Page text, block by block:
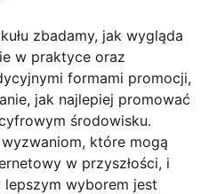
zbadamy, jak wygląda
w praktyce oraz
formami promocji,
jak najlepiej promować
środowisku.
które mogą
w przyszłości, i
wyborem jest